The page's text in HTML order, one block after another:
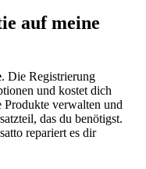
auf meine
. Die Registrierung
und kostet dich
Produkte verwalten und
das du benötigst.
repariert es dir